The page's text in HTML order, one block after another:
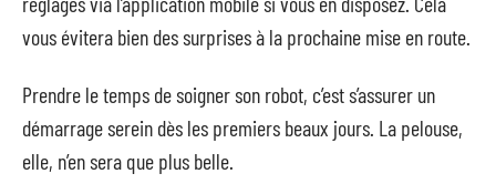
vous évitera bien des surprises à la prochaine mise en route.
Prendre le temps de soigner son robot, c’est s’assurer un
démarrage serein dès les premiers beaux jours. La pelouse,
elle, n’en sera que plus belle.